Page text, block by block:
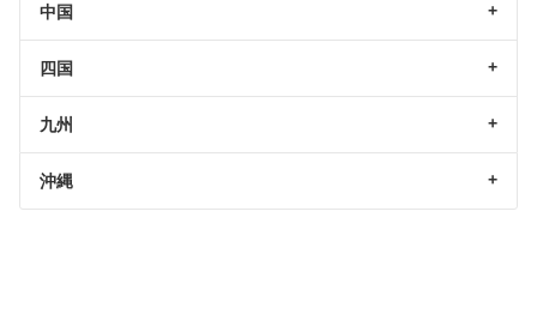
中国
四国
九州
沖縄